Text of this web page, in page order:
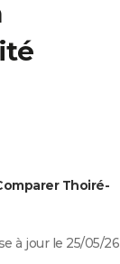
Thoiré-
à jour le 25/05/26